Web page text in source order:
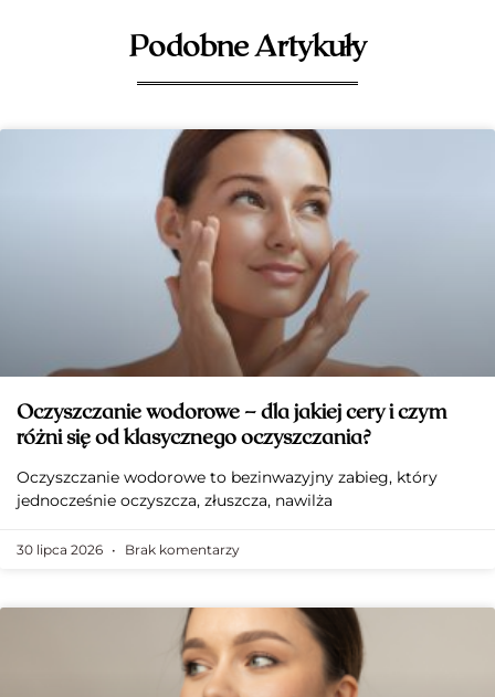
Podobne Artykuły
Oczyszczanie wodorowe – dla jakiej cery i czym
różni się od klasycznego oczyszczania?
Oczyszczanie wodorowe to bezinwazyjny zabieg, który
jednocześnie oczyszcza, złuszcza, nawilża
30 lipca 2026 Brak komentarzy